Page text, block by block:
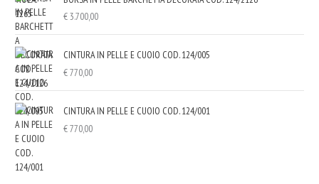
€3.700,00
CINTURA IN PELLE E CUOIO COD. 124/005
€770,00
CINTURA IN PELLE E CUOIO COD. 124/001
€770,00